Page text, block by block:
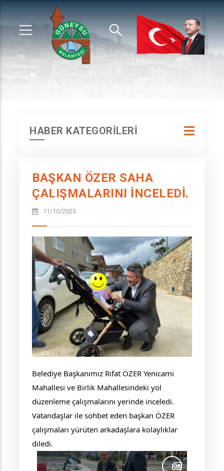
HABER KATEGORİLERİ
BAŞKAN ÖZER SAHA
ÇALIŞMALARINI İNCELEDİ.
11/10/2023
Belediye Başkanımız Rıfat ÖZER Yenicami
Mahallesi ve Birlik Mahallesindeki yol
düzenleme çalışmalarını yerinde inceledi.
Vatandaşlar ile sohbet eden başkan ÖZER
çalışmaları yürüten arkadaşlara kolaylıklar
diledi.